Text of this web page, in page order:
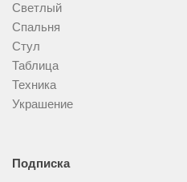
Светлый
Спальня
Стул
Таблица
Техника
Украшение
Подписка